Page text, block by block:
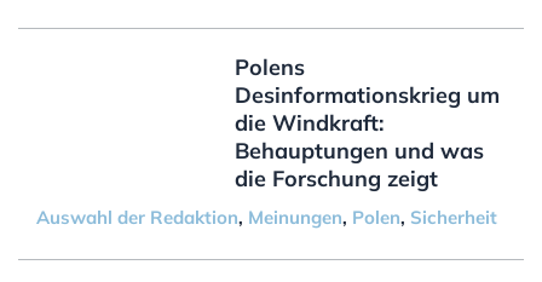
Polens
Desinformationskrieg um
die Windkraft:
Behauptungen und was
die Forschung zeigt
Auswahl der Redaktion, Meinungen, Polen, Sicherheit